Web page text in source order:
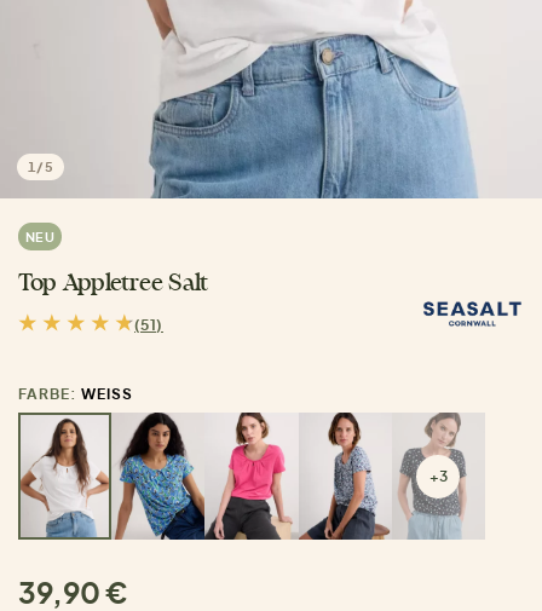
1 /5
NEU
Top Appletree Salt
(51)
FARBE: WEISS
+3
39,90 €